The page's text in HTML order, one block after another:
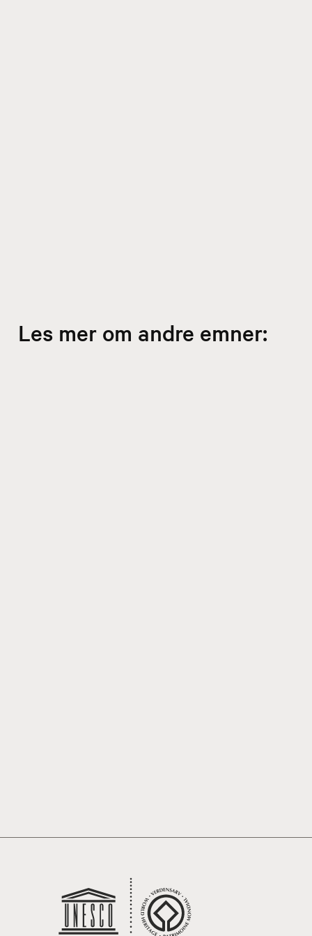
Les mer om andre emner: